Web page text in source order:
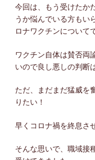
今回は、もう受けたか
うか悩んでいる方もい
ロナワクチンについて
ワクチン自体は賛否両
いので良し悪しの判断
ただ、まだまだ猛威を
りたい！
早くコロナ禍を終息さ
そんな思いで、職域接